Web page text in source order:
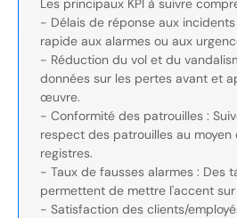
Les principaux KPI à suivre
- Délais de réponse aux
rapide aux alarmes ou aux
- Réduction du vol et du
données sur les pertes avant et
œuvre.
- Conformité des patrouilles :
respect des patrouilles au moyen
registres.
- Taux de fausses alarmes : Des
permettent de mettre l'accent sur
- Satisfaction des clients/